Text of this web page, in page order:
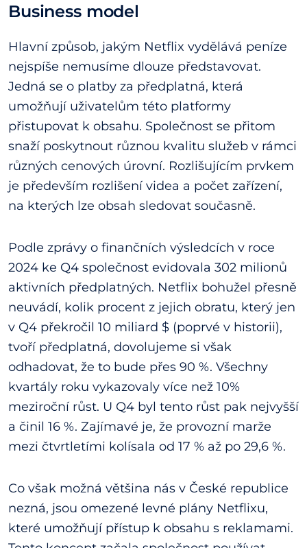
Business model
Hlavní způsob, jakým Netflix vydělává peníze
nejspíše nemusíme dlouze představovat.
Jedná se o platby za předplatná, která
umožňují uživatelům této platformy
přistupovat k obsahu. Společnost se přitom
snaží poskytnout různou kvalitu služeb v rámci
různých cenových úrovní. Rozlišujícím prvkem
je především rozlišení videa a počet zařízení,
na kterých lze obsah sledovat současně.
Podle zprávy o finančních výsledcích v roce
2024 ke Q4 společnost evidovala 302 milionů
aktivních předplatných. Netflix bohužel přesně
neuvádí, kolik procent z jejich obratu, který jen
v Q4 překročil 10 miliard $ (poprvé v historii),
tvoří předplatná, dovolujeme si však
odhadovat, že to bude přes 90 %. Všechny
kvartály roku vykazovaly více než 10%
meziroční růst. U Q4 byl tento růst pak nejvyšší
a činil 16 %. Zajímavé je, že provozní marže
mezi čtvrtletími kolísala od 17 % až po 29,6 %.
Co však možná většina nás v České republice
nezná, jsou omezené levné plány Netflixu,
které umožňují přístup k obsahu s reklamami.